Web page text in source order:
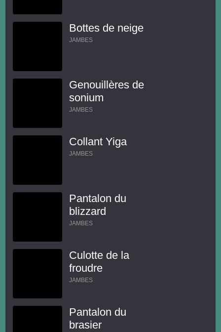
Bottes de neige
JAMBES
Genouillères de
sonium
JAMBES
Collant Yiga
JAMBES
Pantalon du
blizzard
JAMBES
Culotte de la
froudre
JAMBES
Pantalon du
brasier